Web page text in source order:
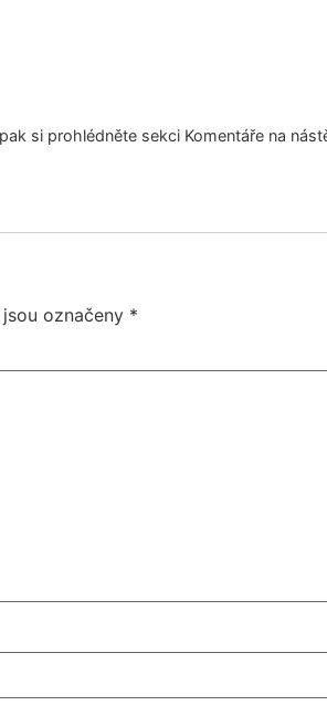
si prohlédněte sekci Komentáře na
označeny *